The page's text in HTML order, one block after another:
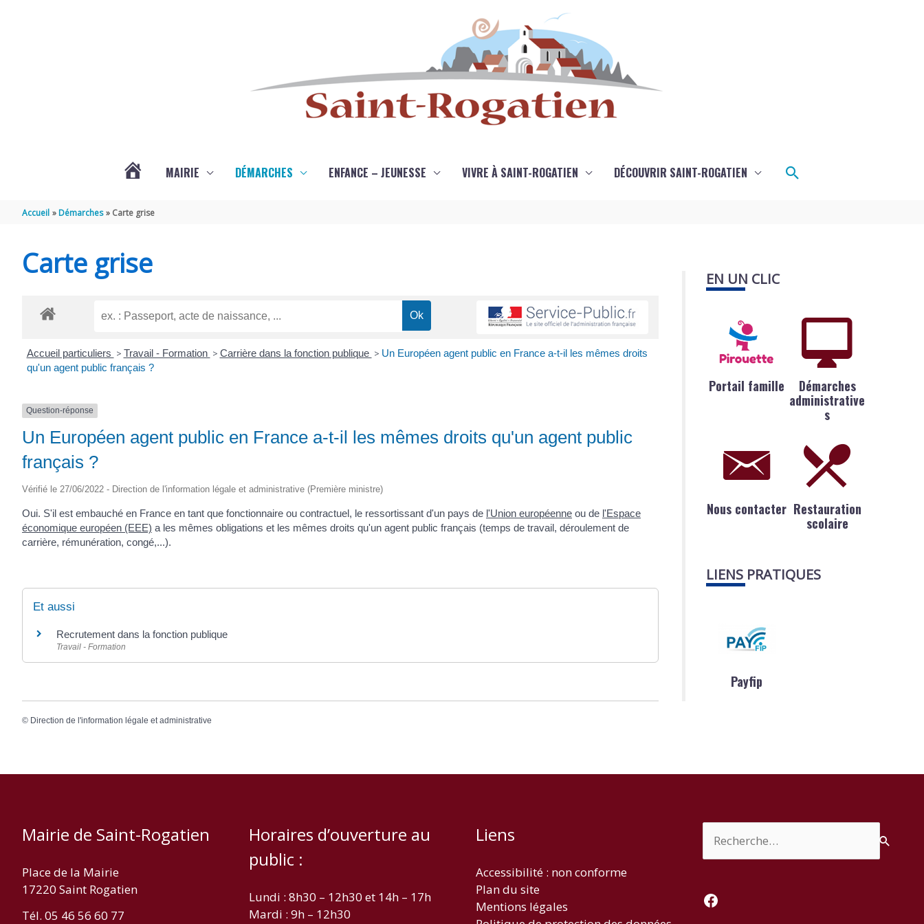
ROGATIEN
MAIRIE DÉMARCHES ENFANCE – JEUNESSE VIVRE À SAINT-ROGATIEN DÉCOUVRIR SAINT-ROGATIEN Rechercher
Accueil Démarches Carte grise
Carte grise
Accueil particuliers > Travail - Formation > Carrière dans la fonction publique > Un Européen agent public en France a-t-il les mêmes droits
qu'un agent public français ?
Question-réponse
Un Européen agent public en France a-t-il les mêmes droits qu'un agent public
français ?
Vérifié le 27/06/2022 - Direction de l'information légale et administrative (Première ministre)
Oui. S'il est embauché en France en tant que fonctionnaire ou contractuel, le ressortissant d'un pays de l'Union européenne ou de l'Espace
économique européen (EEE) a les mêmes obligations et les mêmes droits qu'un agent public français (temps de travail, déroulement de
carrière, rémunération, congé,...).
Et aussi
Recrutement dans la fonction publique
Travail - Formation
© Direction de l'information légale et administrative
EN UN CLIC
Portail famille
Démarches
administrative
s
Nous contacter Restauration
scolaire
LIENS PRATIQUES
Payfip
Mairie de Saint-Rogatien
Place de la Mairie
17220 Saint Rogatien
Tél. 05 46 56 60 77
Horaires d’ouverture au
public :
Lundi : 8h30 – 12h30 et 14h – 17h
Mardi : 9h – 12h30
Liens
Accessibilité : non conforme
Plan du site
Mentions légales
Facebook